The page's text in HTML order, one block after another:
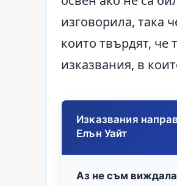
изговорила, така
които твърдят, че
изказвания, в
Изказвания
Елън Уайт
Аз не съм